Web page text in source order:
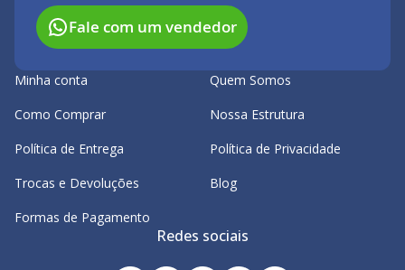
Fale com um vendedor
Minha conta
Como Comprar
Política de Entrega
Trocas e Devoluções
Formas de Pagamento
Quem Somos
Nossa Estrutura
Política de Privacidade
Blog
Redes sociais